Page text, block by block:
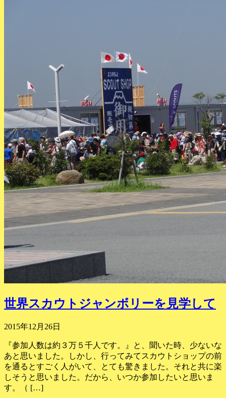
世界スカウトジャンボリーを見学して
2015年12月26日
『参加人数は約３万５千人です。』と、聞いた時、少ないな
あと思いました。しかし、行ってみてスカウトショップの前
を通るとすごく人がいて、とても驚きました。それと共に楽
しそうと思いました。だから、いつか参加したいと思いま
す。（ […]